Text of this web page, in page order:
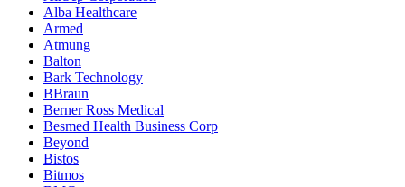
Alba Healthcare
Armed
Atmung
Balton
Bark Technology
BBraun
Berner Ross Medical
Besmed Health Business Corp
Beyond
Bistos
Bitmos